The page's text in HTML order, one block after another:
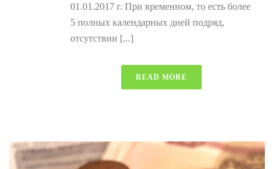
01.01.2017 г. При временном, то есть более
5 полных календарных дней подряд,
отсутствии [...]
READ MORE